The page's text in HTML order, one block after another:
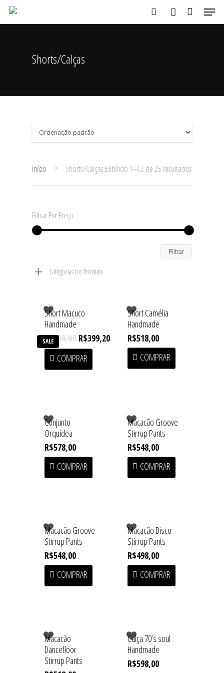
Aperte ENTER para buscar ou ESC para fechar
Shorts/Calças
Exibindo 1–12 de 25 resultados
Início Shorts/Calças
Filtrar Por Preço
Filtrar
Categorias Do Produto
SALE
Short Macuco
Handmade
R$998,00 R$399,20
COMPRAR
Short Camélia
Handmade
R$518,00
COMPRAR
Conjunto
Orquídea
R$578,00
COMPRAR
Macacão Groove
Stirrup Pants
R$548,00
COMPRAR
Macacão Groove
Stirrup Pants
R$548,00
COMPRAR
Macacão Disco
Stirrup Pants
R$498,00
COMPRAR
Macacão
Dancefloor
Stirrup Pants
Calça 70’s soul
Handmade
R$598,00